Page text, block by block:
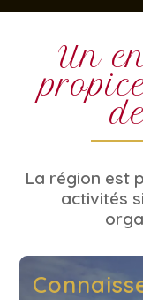
Un
La région est
activités